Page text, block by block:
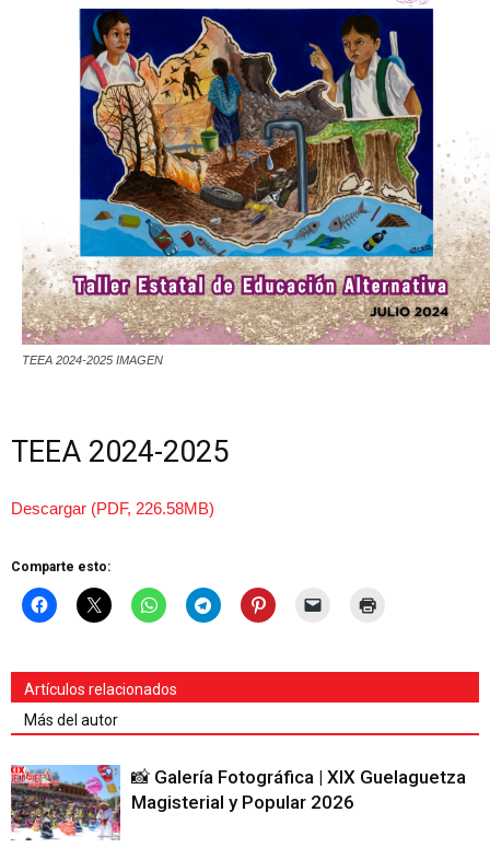
TEEA 2024-2025 IMAGEN
TEEA 2024-2025
Descargar (PDF, 226.58MB)
Comparte esto:
Artículos relacionados
Más del autor
📸 Galería Fotográfica | XIX Guelaguetza
Magisterial y Popular 2026